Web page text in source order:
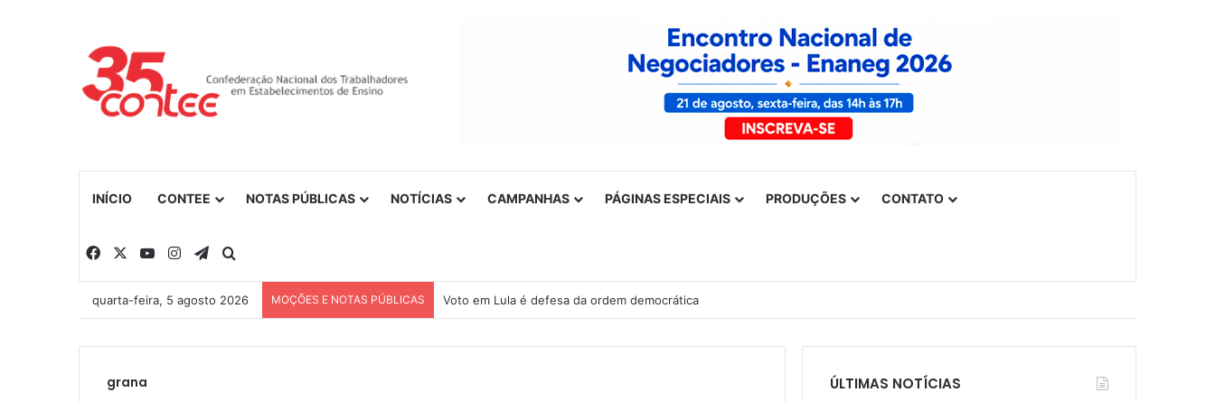
INÍCIO CONTEE NOTAS PÚBLICAS NOTÍCIAS CAMPANHAS PÁGINAS ESPECIAIS PRODUÇÕES CONTATO
Facebook YouTubeInstagramTelegram
quarta-feira, 5 agosto 2026 MOÇÕES E NOTAS PÚBLICAS Voto em Lula é defesa da ordem democrática
grana ÚLTIMAS NOTÍCIAS